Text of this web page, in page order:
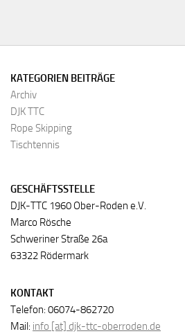
KATEGORIEN BEITRÄGE
Archiv
DJK TTC
Rope Skipping
Tischtennis
GESCHÄFTSSTELLE
DJK-TTC 1960 Ober-Roden e.V.
Marco Rösche
Schweriner Straße 26a
63322 Rödermark
KONTAKT
Telefon: 06074-862720
Mail: info [at] djk-ttc-oberroden.de